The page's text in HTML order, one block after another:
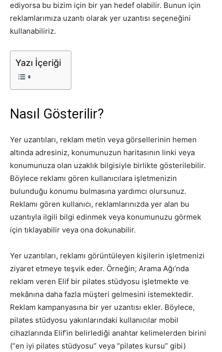
UI/UX
ediyorsa bu bizim için bir yan hedef olabilir. Bunun için
reklamlarımıza uzantı olarak yer uzantısı seçeneğini
kullanabiliriz.
Yazı İçeriği
Nasıl Gösterilir?
Yer uzantıları, reklam metin veya görsellerinin hemen
altında adresiniz, konumunuzun haritasının linki veya
konumunuza olan uzaklık bilgisiyle birlikte gösterilebilir.
Böylece reklamı gören kullanıcılara işletmenizin
bulunduğu konumu bulmasına yardımcı olursunuz.
Reklamı gören kullanıcı, reklamlarınızda yer alan bu
uzantıyla ilgili bilgi edinmek veya konumunuzu görmek
için tıklayabilir veya ona dokunabilir.
Yer uzantıları, reklamı görüntüleyen kişilerin işletmenizi
ziyaret etmeye teşvik eder. Örneğin; Arama Ağı’nda
reklam veren Elif bir pilates stüdyosu işletmekte ve
mekânına daha fazla müşteri gelmesini istemektedir.
Reklam kampanyasına bir yer uzantısı ekler. Böylece,
pilates stüdyosu yakınlarındaki kullanıcılar mobil
cihazlarında Elif’in belirlediği anahtar kelimelerden birini
(“en iyi pilates stüdyosu” veya “pilates kursu” gibi)